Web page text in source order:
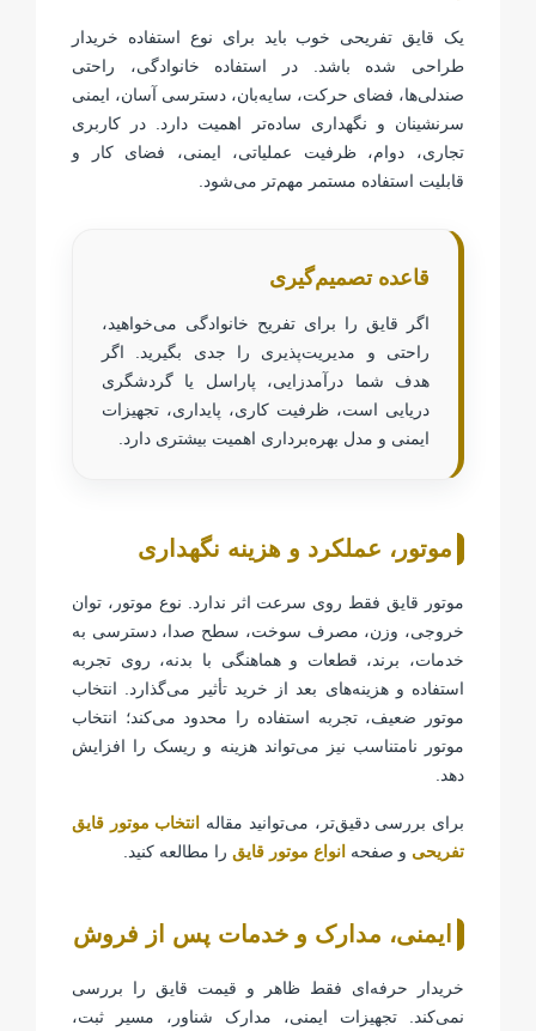
یک قایق تفریحی خوب باید برای نوع استفاده خریدار
طراحی شده باشد. در استفاده خانوادگی، راحتی
صندلی‌ها، فضای حرکت، سایه‌بان، دسترسی آسان، ایمنی
سرنشینان و نگهداری ساده‌تر اهمیت دارد. در کاربری
تجاری، دوام، ظرفیت عملیاتی، ایمنی، فضای کار و
قابلیت استفاده مستمر مهم‌تر می‌شود.
قاعده تصمیم‌گیری
اگر قایق را برای تفریح خانوادگی می‌خواهید،
راحتی و مدیریت‌پذیری را جدی بگیرید. اگر
هدف شما درآمدزایی، پاراسل یا گردشگری
دریایی است، ظرفیت کاری، پایداری، تجهیزات
ایمنی و مدل بهره‌برداری اهمیت بیشتری دارد.
موتور، عملکرد و هزینه نگهداری
موتور قایق فقط روی سرعت اثر ندارد. نوع موتور، توان
خروجی، وزن، مصرف سوخت، سطح صدا، دسترسی به
خدمات، برند، قطعات و هماهنگی با بدنه، روی تجربه
استفاده و هزینه‌های بعد از خرید تأثیر می‌گذارد. انتخاب
موتور ضعیف، تجربه استفاده را محدود می‌کند؛ انتخاب
موتور نامتناسب نیز می‌تواند هزینه و ریسک را افزایش
دهد.
برای بررسی دقیق‌تر، می‌توانید مقاله
انتخاب موتور قایق
تفریحی و صفحه انواع موتور قایق را مطالعه کنید.
ایمنی، مدارک و خدمات پس از فروش
خریدار حرفه‌ای فقط ظاهر و قیمت قایق را بررسی
نمی‌کند. تجهیزات ایمنی، مدارک شناور، مسیر ثبت،